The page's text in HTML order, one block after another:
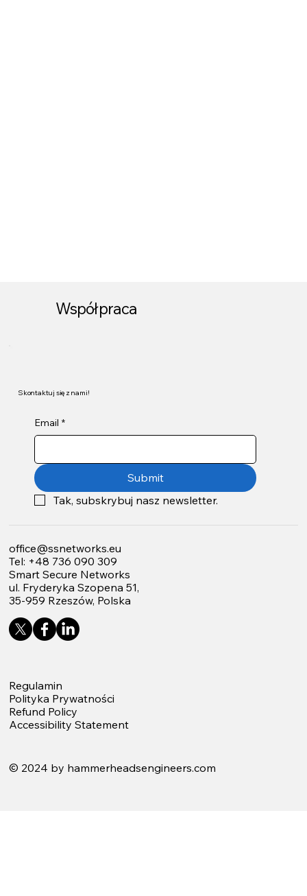
Współpraca
Skontaktuj się z nami!
Email *
Submit
Tak, subskrybuj nasz newsletter.
office@ssnetworks.eu
Tel: +48 736 090 309
Smart Secure Networks
ul. Fryderyka Szopena 51,
35-959 Rzeszów, Polska
Regulamin
Polityka Prywatności
Refund Policy
Accessibility Statement
© 2024 by hammerheadsengineers.com